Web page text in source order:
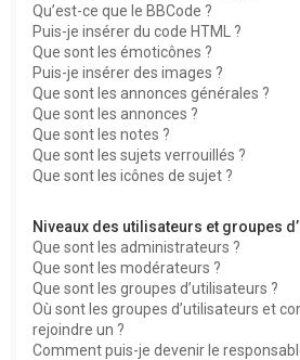
Qu’est-ce que le BBCode ?
Puis-je insérer du code HTML ?
Que sont les émoticônes ?
Puis-je insérer des images ?
Que sont les annonces générales ?
Que sont les annonces ?
Que sont les notes ?
Que sont les sujets verrouillés ?
Que sont les icônes de sujet ?
Niveaux des utilisateurs et groupes
Que sont les administrateurs ?
Que sont les modérateurs ?
Que sont les groupes d’utilisateurs ?
Où sont les groupes d’utilisateurs et
rejoindre un ?
Comment puis-je devenir le